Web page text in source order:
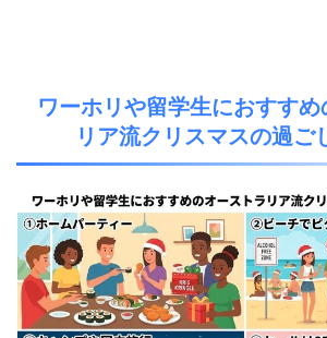
ワーホリや留学生におすすめ
リア流クリスマスの過ご